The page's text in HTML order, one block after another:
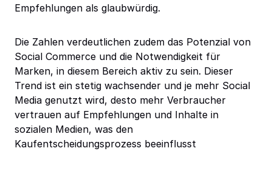
Empfehlungen als glaubwürdig.
Die Zahlen verdeutlichen zudem das Potenzial von
Social Commerce und die Notwendigkeit für
Marken, in diesem Bereich aktiv zu sein. Dieser
Trend ist ein stetig wachsender und je mehr Social
Media genutzt wird, desto mehr Verbraucher
vertrauen auf Empfehlungen und Inhalte in
sozialen Medien, was den
Kaufentscheidungsprozess beeinflusst